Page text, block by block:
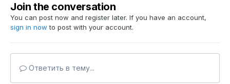
Join the conversation
You can post now and register later. If you have an account,
sign in now to post with your account.
Ответить в тему...